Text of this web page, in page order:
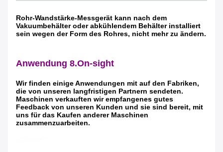
EINREICHUNGEN
Rohr-Wandstärke-Messgerät kann nach dem
Vakuumbehälter oder abkühlendem Behälter installiert
sein wegen der Form des Rohres, nicht mehr zu ändern.
Anwendung 8.On-sight
Wir finden einige Anwendungen mit auf den Fabriken,
die von unseren langfristigen Partnern sendeten.
Maschinen verkauften wir empfangenes gutes
Feedback von unseren Kunden und sie sind bereit, mit
uns für das Kaufen anderer Maschinen
zusammenzuarbeiten.